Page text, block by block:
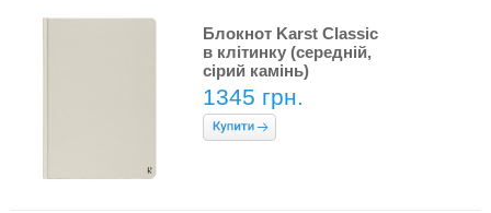
Блокнот Karst Classic
в клітинку (середній,
сірий камінь)
1345 грн.